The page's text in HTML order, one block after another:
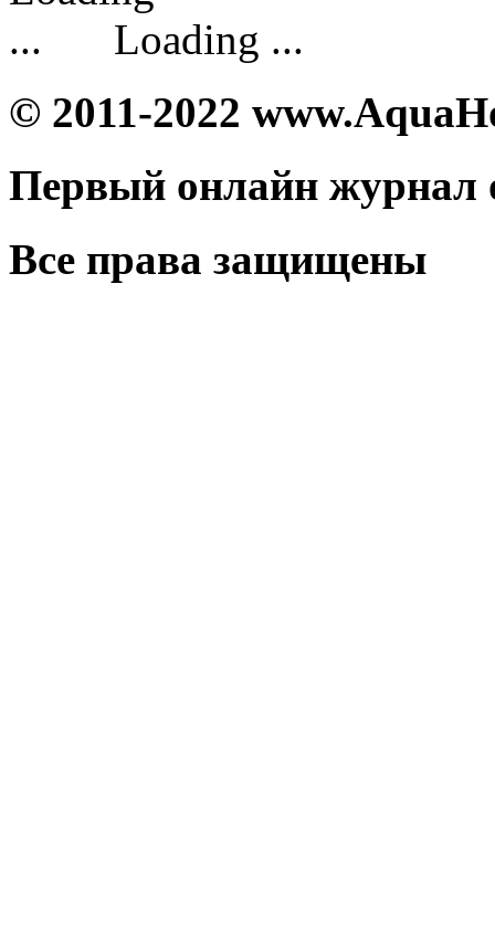
Loading ...
© 2011-2022
Первый онлайн журнал
Все права защищены